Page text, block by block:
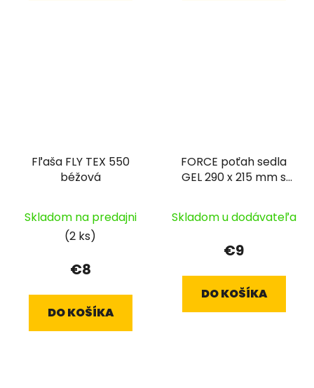
Fľaša FLY TEX 550
béžová
Skladom na predajni
(2 ks)
€8
DO KOŠÍKA
FORCE poťah sedla
GEL 290 x 215 mm s
Skladom u dodávateľa
€9
DO KOŠÍKA